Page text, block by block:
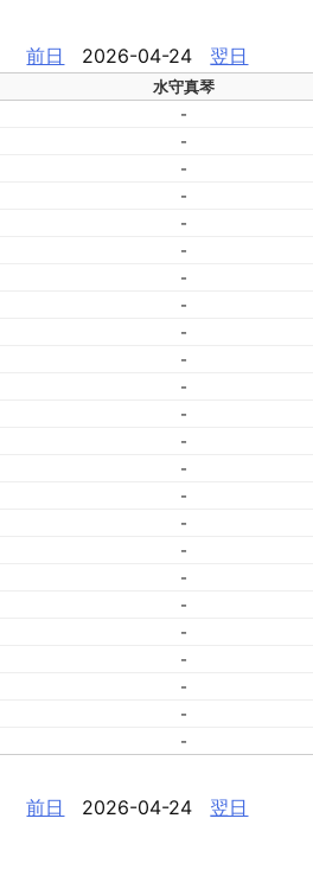
前日 2026-04-24 翌日
水守真琴
-
-
-
-
-
-
-
-
-
-
-
-
-
-
-
-
-
-
-
-
-
-
-
-
前日 2026-04-24 翌日